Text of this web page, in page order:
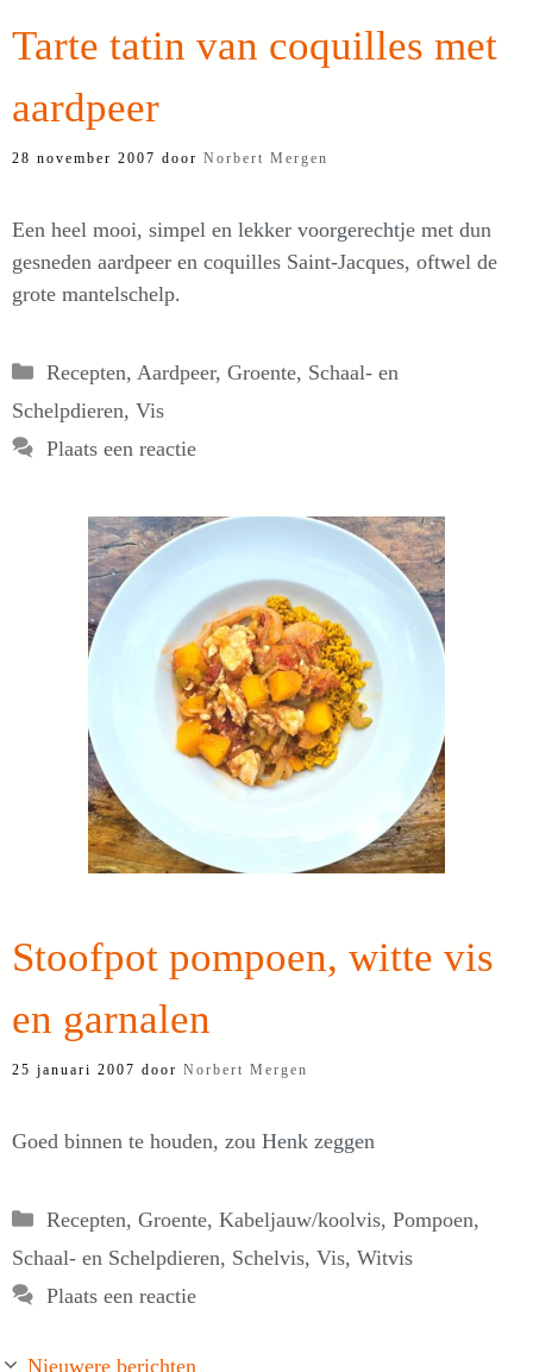
Tarte tatin van coquilles met
aardpeer
28 november 2007 door Norbert Mergen
Een heel mooi, simpel en lekker voorgerechtje met dun
gesneden aardpeer en coquilles Saint-Jacques, oftwel de
grote mantelschelp.
Categorieën
Recepten, Aardpeer, Groente, Schaal- en
Schelpdieren, Vis
Plaats een reactie
Stoofpot pompoen, witte vis
en garnalen
25 januari 2007 door Norbert Mergen
Goed binnen te houden, zou Henk zeggen
Categorieën
Recepten, Groente, Kabeljauw/koolvis, Pompoen,
Schaal- en Schelpdieren, Schelvis, Vis, Witvis
Plaats een reactie
Nieuwere berichten